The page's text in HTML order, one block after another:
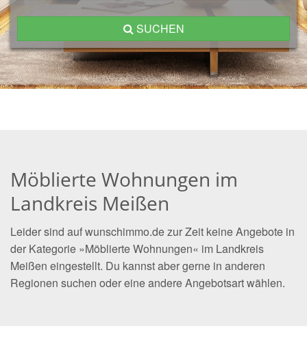
SUCHEN
Möblierte Wohnungen im
Landkreis Meißen
Leider sind auf wunschimmo.de zur Zeit keine Angebote in
der Kategorie »Möblierte Wohnungen« im Landkreis
Meißen eingestellt. Du kannst aber gerne in anderen
Regionen suchen oder eine andere Angebotsart wählen.